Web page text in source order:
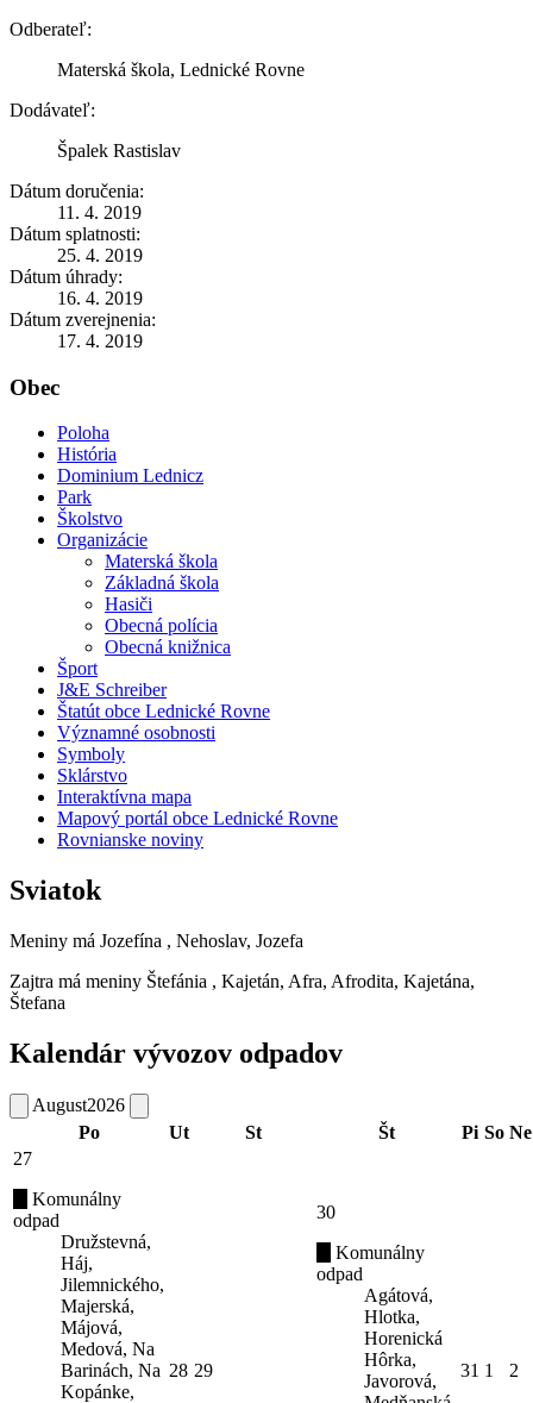
Odberateľ:
Materská škola, Lednické Rovne
Dodávateľ:
Špalek Rastislav
Dátum doručenia:
11. 4. 2019
Dátum splatnosti:
25. 4. 2019
Dátum úhrady:
16. 4. 2019
Dátum zverejnenia:
17. 4. 2019
Obec
Poloha
História
Dominium Lednicz
Park
Školstvo
Organizácie
Materská škola
Základná škola
Hasiči
Obecná polícia
Obecná knižnica
Šport
J&E Schreiber
Štatút obce Lednické Rovne
Významné osobnosti
Symboly
Sklárstvo
Interaktívna mapa
Mapový portál obce Lednické Rovne
Rovnianske noviny
Sviatok
Meniny má Jozefína , Nehoslav, Jozefa
Zajtra má meniny Štefánia , Kajetán, Afra, Afrodita, Kajetána,
Štefana
Kalendár vývozov odpadov
August2026
Po
Ut St Št Pi So Ne
27
Komunálny
odpad
Družstevná,
Háj,
Jilemnického,
Majerská,
Májová,
Medová, Na
Barinách, Na
Kopánke,
28 29
30
Komunálny
odpad
Agátová,
Hlotka,
Horenická
Hôrka,
Javorová,
31 1 2